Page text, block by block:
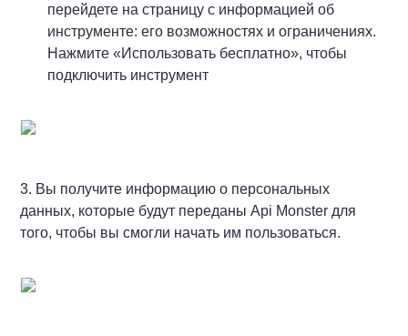
перейдете на страницу с информацией об
инструменте: его возможностях и ограничениях.
Нажмите «Использовать бесплатно», чтобы
подключить инструмент
3. Вы получите информацию о персональных
данных, которые будут переданы Api Monster для
того, чтобы вы смогли начать им пользоваться.